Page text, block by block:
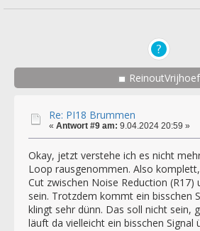
ReinoutVrijhoef
Re: PI18 Brummen
« Antwort #9 am: 9.04.2024 20:59 »
Okay, jetzt verstehe ich es nicht
Loop rausgenommen. Also
Cut zwischen Noise Reduction (R17)
sein. Trotzdem kommt ein bisschen
klingt sehr dünn. Das soll nicht sein,
läuft da vielleicht ein bisschen Signal